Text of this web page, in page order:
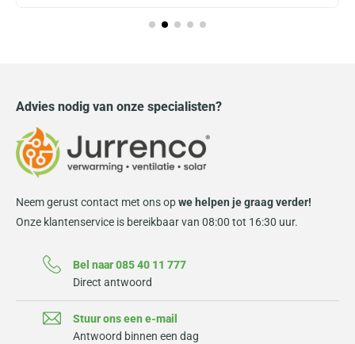
Advies nodig van onze specialisten?
Neem gerust contact met ons opwe helpen je graag verder!
Onze klantenservice is bereikbaar van 08:00 tot 16:30 uur.
Bel naar 085 40 11 777
Direct antwoord
Stuur ons een e-mail
Antwoord binnen een dag